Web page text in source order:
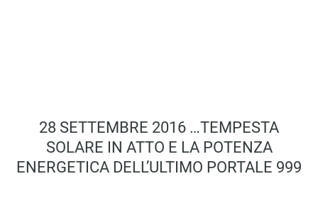
28 SETTEMBRE 2016 …TEMPESTA
SOLARE IN ATTO E LA POTENZA
ENERGETICA DELL’ULTIMO PORTALE 999